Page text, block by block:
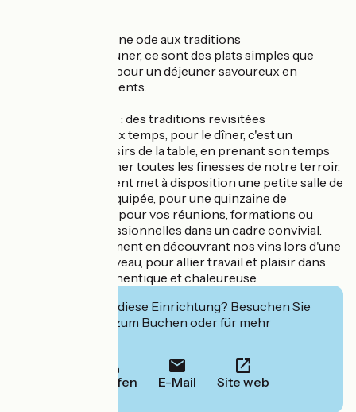
Menu Déjeuner : une ode aux traditions
Servi pour le déjeuner, ce sont des plats simples que
nous proposons, pour un déjeuner savoureux en
quelques mouvements.
Menu dégustation : des traditions revisitées
En trois, cinq ou six temps, pour le dîner, c'est un
invitation aux plaisirs de la table, en prenant son temps
et en allant chercher toutes les finesses de notre terroir.
Notre établissement met à disposition une petite salle de
séminaire toute équipée, pour une quinzaine de
personnes. Idéale pour vos réunions, formations ou
rencontres professionnelles dans un cadre convivial.
Prolongez ce moment en découvrant nos vins lors d'une
dégustation au caveau, pour allier travail et plaisir dans
une ambiance authentique et chaleureuse.
Interessiert Sie diese Einrichtung? Besuchen Sie
deren Website zum Buchen oder für mehr
Anrufen E-Mail Site web